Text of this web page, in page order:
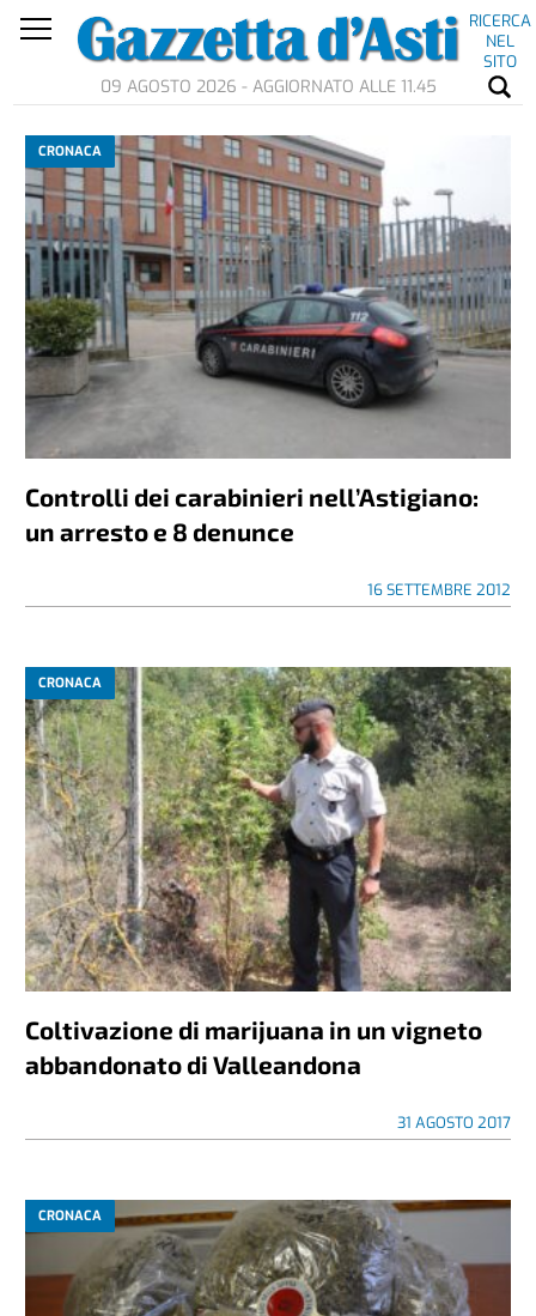
RICERCA
NEL
SITO
09 AGOSTO 2026 - AGGIORNATO ALLE 11.45
CRONACA
Controlli dei carabinieri nell’Astigiano:
un arresto e 8 denunce
16 SETTEMBRE 2012
CRONACA
Coltivazione di marijuana in un vigneto
abbandonato di Valleandona
31 AGOSTO 2017
CRONACA